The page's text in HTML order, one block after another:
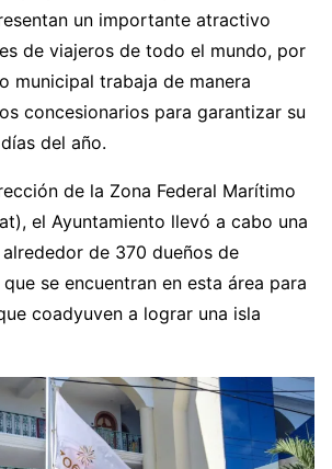
un importante atractivo
de viajeros de todo el mundo, por
municipal trabaja de manera
concesionarios para garantizar su
del año.
de la Zona Federal Marítimo
el Ayuntamiento llevó a cabo una
de 370 dueños de
se encuentran en esta área para
coadyuven a lograr una isla